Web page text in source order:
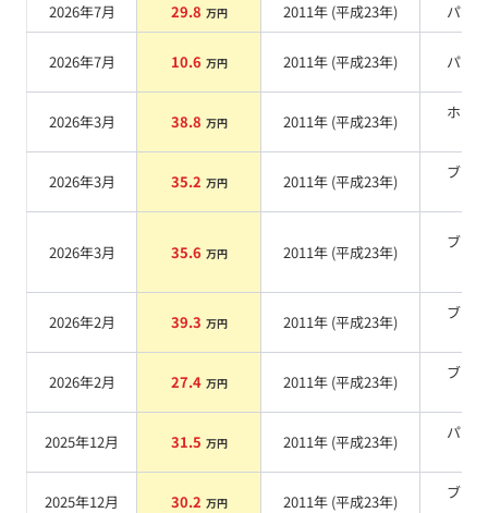
2026年7月
29.8 万円 2011年 (平成23年) パール
2026年7月 10.6 万円 2011年 (平成23年) パール
2026年3月 38.8 万円 2011年 (平成23年)
ホワ
2026年3月 35.2 万円 2011年 (平成23年)
ブラ
2026年3月 35.6 万円 2011年 (平成23年)
ブラ
2026年2月 39.3 万円 2011年 (平成23年)
ブラ
2026年2月 27.4 万円 2011年 (平成23年)
ブラ
2025年12月 31.5 万円 2011年 (平成23年)
パー
2025年12月 30.2 万円 2011年 (平成23年)
ブラ